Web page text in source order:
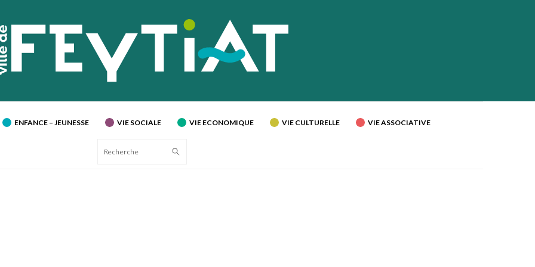
ENFANCE – JEUNESSE VIE SOCIALE VIE ECONOMIQUE VIE CULTURELLE VIE ASSOCIATIVE
Recherche